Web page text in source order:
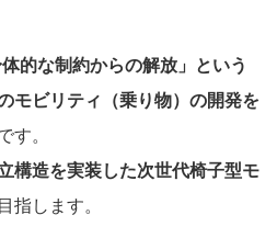
体的な制約からの解放」という
モビリティ（乗り物）の開発を
す。
構造を実装した次世代椅子型モ
指します。